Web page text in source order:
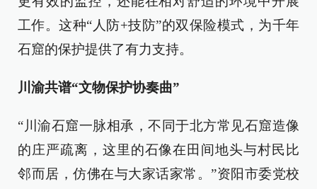
工作。这种“人防+技防”的双保险模式，为千年
石窟的保护提供了有力支持。
川渝共谱“文物保护协奏曲”
“川渝石窟一脉相承，不同于北方常见石窟造像
的庄严疏离，这里的石像在田间地头与村民比
邻而居，仿佛在与大家话家常。”资阳市委党校